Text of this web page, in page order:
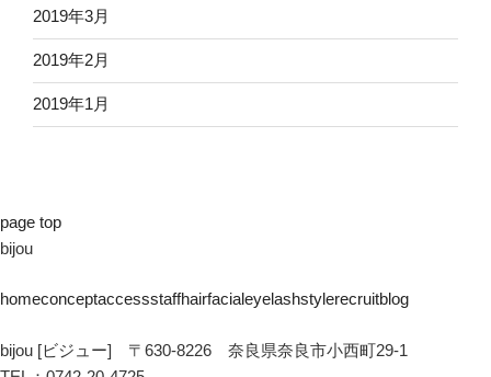
2019年3月
2019年2月
2019年1月
page top
bijou
homeconceptaccessstaffhairfacialeyelashstylerecruitblog
bijou [ビジュー] 〒630-8226 奈良県奈良市小西町29-1